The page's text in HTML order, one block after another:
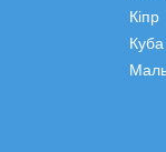
Кіпр
Куба